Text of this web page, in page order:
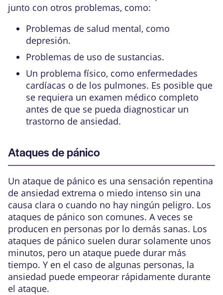
junto con otros problemas, como:
Problemas de salud mental, como
depresión.
Problemas de uso de sustancias.
Un problema físico, como enfermedades
cardíacas o de los pulmones. Es posible que
se requiera un examen médico completo
antes de que se pueda diagnosticar un
trastorno de ansiedad.
Ataques de pánico
Un ataque de pánico es una sensación repentina
de ansiedad extrema o miedo intenso sin una
causa clara o cuando no hay ningún peligro. Los
ataques de pánico son comunes. A veces se
producen en personas por lo demás sanas. Los
ataques de pánico suelen durar solamente unos
minutos, pero un ataque puede durar más
tiempo. Y en el caso de algunas personas, la
ansiedad puede empeorar rápidamente durante
el ataque.